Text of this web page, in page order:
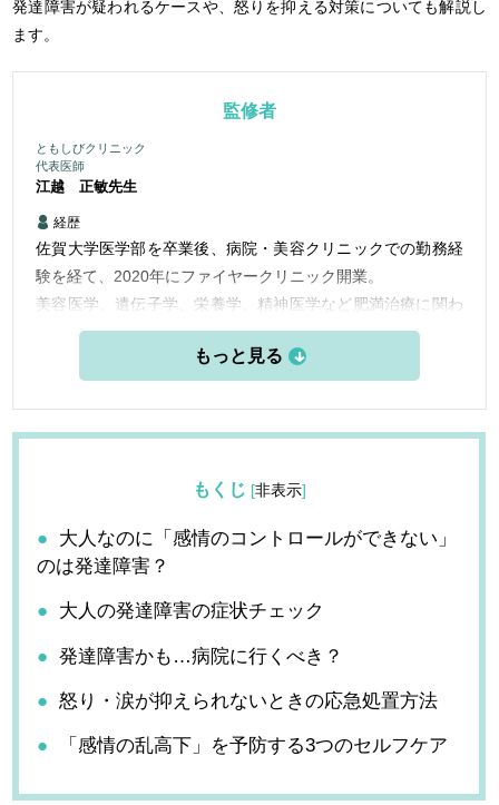
発達障害が疑われるケースや、怒りを抑える対策についても解説し
ます。
監修者
ともしびクリニック
代表医師
江越 正敏先生
経歴
佐賀大学医学部を卒業後、病院・美容クリニックでの勤務経
験を経て、2020年にファイヤークリニック開業。
美容医学、遺伝子学、栄養学、精神医学など肥満治療に関わ
る多方面から痩身医学研究と実践をする。
精神科医としても臨床に当たっており、西洋医学から東洋医
ットを開発。
もくじ [非表示]
大人なのに「感情のコントロールができない」
のは発達障害？
大人の発達障害の症状チェック
発達障害かも…病院に行くべき？
怒り・涙が抑えられないときの応急処置方法
「感情の乱高下」を予防する3つのセルフケア